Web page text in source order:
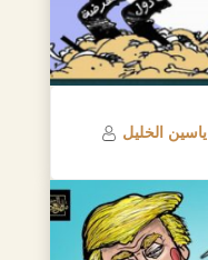
ياسين الخليل